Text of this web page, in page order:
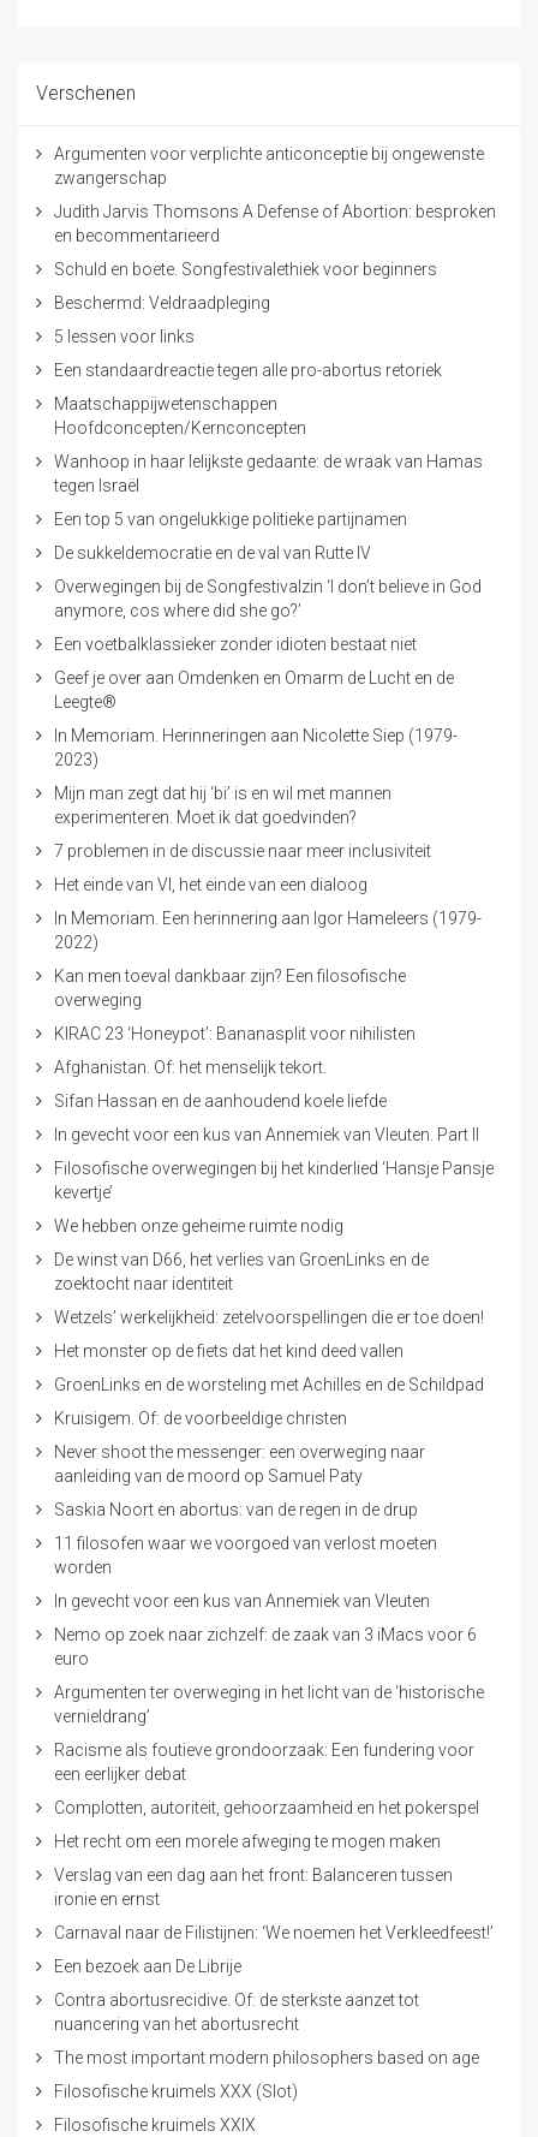
Verschenen
Argumenten voor verplichte anticonceptie bij ongewenste
zwangerschap
Judith Jarvis Thomsons A Defense of Abortion: besproken
en becommentarieerd
Schuld en boete. Songfestivalethiek voor beginners
Beschermd: Veldraadpleging
5 lessen voor links
Een standaardreactie tegen alle pro-abortus retoriek
Maatschappijwetenschappen
Hoofdconcepten/Kernconcepten
Wanhoop in haar lelijkste gedaante: de wraak van Hamas
tegen Israël
Een top 5 van ongelukkige politieke partijnamen
De sukkeldemocratie en de val van Rutte IV
Overwegingen bij de Songfestivalzin ‘I don’t believe in God
anymore, cos where did she go?’
Een voetbalklassieker zonder idioten bestaat niet
Geef je over aan Omdenken en Omarm de Lucht en de
Leegte®
In Memoriam. Herinneringen aan Nicolette Siep (1979-
2023)
Mijn man zegt dat hij ‘bi’ is en wil met mannen
experimenteren. Moet ik dat goedvinden?
7 problemen in de discussie naar meer inclusiviteit
Het einde van VI, het einde van een dialoog
In Memoriam. Een herinnering aan Igor Hameleers (1979-
2022)
Kan men toeval dankbaar zijn? Een filosofische
overweging
KIRAC 23 ‘Honeypot’: Bananasplit voor nihilisten
Afghanistan. Of: het menselijk tekort.
Sifan Hassan en de aanhoudend koele liefde
In gevecht voor een kus van Annemiek van Vleuten. Part II
Filosofische overwegingen bij het kinderlied ‘Hansje Pansje
kevertje’
We hebben onze geheime ruimte nodig
De winst van D66, het verlies van GroenLinks en de
zoektocht naar identiteit
Wetzels’ werkelijkheid: zetelvoorspellingen die er toe doen!
Het monster op de fiets dat het kind deed vallen
GroenLinks en de worsteling met Achilles en de Schildpad
Kruisigem. Of: de voorbeeldige christen
Never shoot the messenger: een overweging naar
aanleiding van de moord op Samuel Paty
Saskia Noort en abortus: van de regen in de drup
11 filosofen waar we voorgoed van verlost moeten
worden
In gevecht voor een kus van Annemiek van Vleuten
Nemo op zoek naar zichzelf: de zaak van 3 iMacs voor 6
euro
Argumenten ter overweging in het licht van de ‘historische
vernieldrang’
Racisme als foutieve grondoorzaak: Een fundering voor
een eerlijker debat
Complotten, autoriteit, gehoorzaamheid en het pokerspel
Het recht om een morele afweging te mogen maken
Verslag van een dag aan het front: Balanceren tussen
ironie en ernst
Carnaval naar de Filistijnen: ‘We noemen het Verkleedfeest!’
Een bezoek aan De Librije
Contra abortusrecidive. Of: de sterkste aanzet tot
nuancering van het abortusrecht
The most important modern philosophers based on age
Filosofische kruimels XXX (Slot)
Filosofische kruimels XXIX